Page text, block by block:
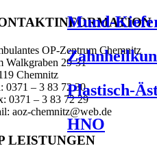
Mund-
Plastisch-
HNO
OP-Zentrum Chemnitz
Walkgraben 29-31
Chemnitz
0371 – 3 83 72 30
0371 – 3 83 72 29
aoz-chemnitz@web.de
LEISTUNGEN